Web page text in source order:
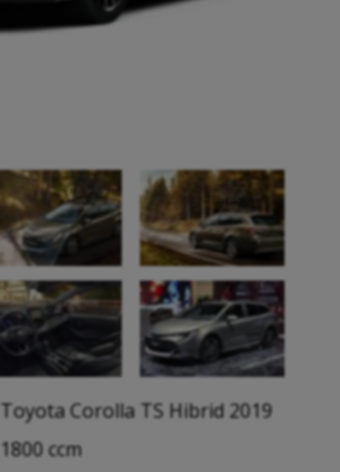
Toyota Corolla TS Hibrid 2019
1800 ccm